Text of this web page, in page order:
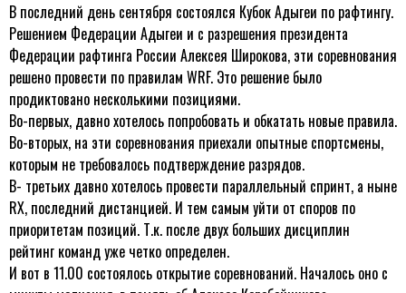
В последний день сентября состоялся Кубок Адыгеи по рафтингу.
Решением Федерации Адыгеи и с разрешения президента
Федерации рафтинга России Алексея Широкова, эти соревнования
решено провести по правилам WRF. Это решение было
продиктовано несколькими позициями.
Во-первых, давно хотелось попробовать и обкатать новые правила.
Во-вторых, на эти соревнования приехали опытные спортсмены,
которым не требовалось подтверждение разрядов.
В- третьих давно хотелось провести параллельный спринт, а ныне
RX, последний дистанцией. И тем самым уйти от споров по
приоритетам позиций. Т.к. после двух больших дисциплин
рейтинг команд уже четко определен.
И вот в 11.00 состоялось открытие соревнований. Началось оно с